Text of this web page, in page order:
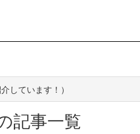
しています！）
記事一覧